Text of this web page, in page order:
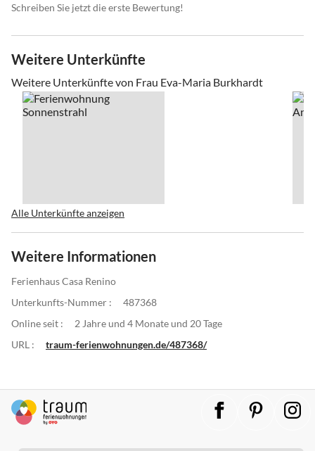
Schreiben Sie jetzt die erste Bewertung!
Weitere Unterkünfte
Weitere Unterkünfte von Frau Eva-Maria Burkhardt
Alle Unterkünfte anzeigen
Weitere Informationen
Ferienhaus Casa Renino
Unterkunfts-Nummer :
487368
Online seit :
2 Jahre und 4 Monate und 20 Tage
URL :
traum-ferienwohnungen.de/487368/